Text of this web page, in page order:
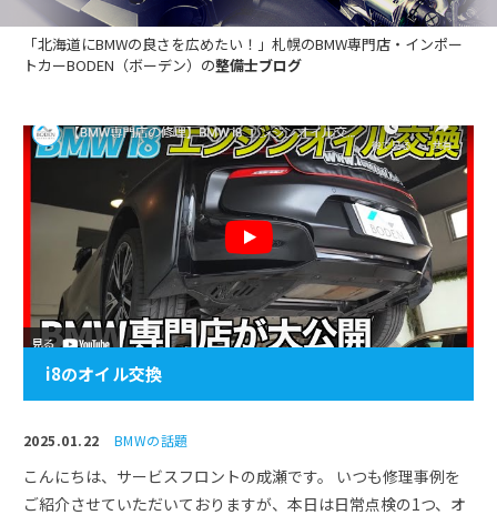
「北海道にBMWの良さを広めたい！」札幌のBMW専門店・インポー
トカーBODEN（ボーデン）の整備士ブログ
i8のオイル交換
2025.01.22 BMWの話題
こんにちは、サービスフロントの成瀬です。 いつも修理事例を
ご紹介させていただいておりますが、本日は日常点検の1つ、オ